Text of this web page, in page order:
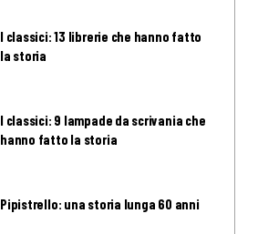
I classici: 13 librerie che hanno fatto
la storia
I classici: 9 lampade da scrivania che
hanno fatto la storia
Pipistrello: una storia lunga 60 anni